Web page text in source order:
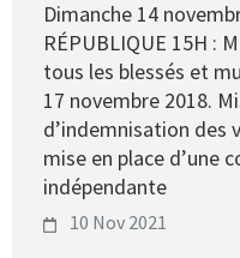
Dimanche 14
RÉPUBLIQUE 15H :
tous les blessés et
17 novembre 2018.
d’indemnisation des
mise en place d’une
indépendante
10 Nov 2021